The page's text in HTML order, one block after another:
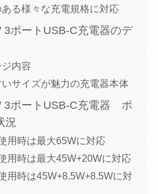
ある様々な充電規格に対応
3ポートUSB-C充電器のデ
ジ内容
いサイズが魅力の充電器本体
3ポートUSB-C充電器 ポ
況
用時は最大65Wに対応
用時は最大45W+20Wに対応
用時は45W+8.5W+8.5Wに対